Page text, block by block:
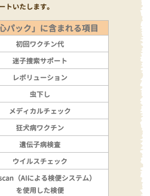
トいたします。
心パック」に含まれる項目
初回ワクチン代
迷子捜索サポート
レボリューション
虫下し
メディカルチェック
狂犬病ワクチン
遺伝子病検査
ウイルスチェック
（AIによる検便システム）
を使用した検便